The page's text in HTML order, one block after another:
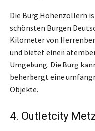
Die Burg Hohenzollern
schönsten Burgen
Kilometer von
und bietet einen
Umgebung. Die Burg
beherbergt eine
Objekte.
4. Outletcity